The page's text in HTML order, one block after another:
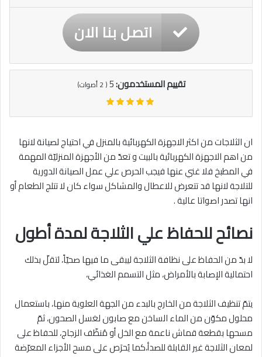
اتصل بنا الان
تقييم المستخدمون:5
(
2أصوات)
ان الثلاجات من اكثر الاجهزة الكهربائية بالمنزل في احتياج لصيانة لانها
من اهم الاجهزة الكهربائية بالبيت و تعدّ من الأجهزة المنزليّة المهمة
في المطبخ فلا غني عنها فيجب الحرص علي عمل الصيانة الدورية
للتلاجة لانها قد تتعرض للاعطال والمشاكل سواء كان لا تتلج الطعام أو
انها تصدر اصواتا عالية .
نصائح للحفاظ علي الثلاجة لمدة أطول
لا بدّ من الحفاظ على نظافة الثلاجة ليبقى ما فيها صحيّاً، لتقلّ بذلك
احتمالية الإصابة بالأمراض، مثل التسمم الغذائي،
يتمّ تنظيف الثلاجة من الخارج بالبدء من الجهة العلوية منها، باستعمال
محلول مكوّن من الماء الساخن مع صابون لغسل الصحون، ثمّ
مسحها بقطعة قماش ناعمة مع الخل أو مُنظّف الزجاج، للحفاظ على
لمعان الثلاجة غير القابلة للصدأ،كما يُحرَص على مسح الأجزاء المعرّضة